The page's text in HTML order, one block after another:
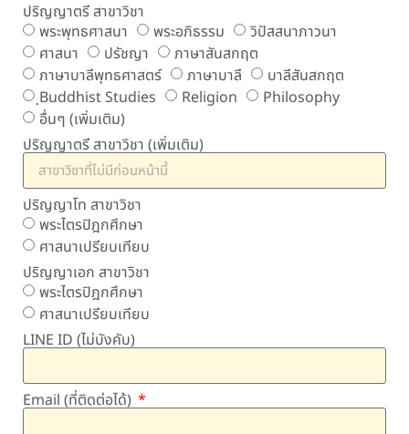
ปริญญาตรี สาขาวิชา
พระพุทธศาสนา
พระอภิธรรม
วิปัสสนาภาวนา
ศาสนา
ปรัชญา
ภาษาสันสกฤต
ภาษาบาลีพุทธศาสตร์
ภาษาบาลี
บาลีสันสกฤต
ฺBuddhist Studies
Religion
Philosophy
อื่นๆ (เพิ่มเติม)
ปริญญาตรี สาขาวิชา (เพิ่มเติม)
ปริญญาโท สาขาวิชา
พระไตรปิฎกศึกษา
ศาสนาเปรียบเทียบ
ปริญญาเอก สาขาวิชา
พระไตรปิฎกศึกษา
ศาสนาเปรียบเทียบ
LINE ID (ไม่บังคับ)
Email (ที่ติดต่อได้)